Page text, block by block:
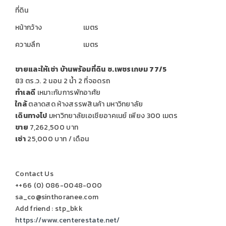
ที่ดิน
หน้ากว้าง
เมตร
ความลึก
เมตร
ขายและให้เช่า บ้านพร้อมที่ดิน ซ.เพชรเกษม 77/5
83 ตร.ว. 2 นอน 2 น้ำ 2 ที่จอดรถ
ทำเลดี เหมาะกับการพักอาศัย
ใกล้ตลาดสด ห้างสรรพสินค้า มหาวิทยาลัย
เดินทางไป มหาวิทยาลัยเอเชียอาคเนย์ เพียง 300 เมตร
ขาย 7,262,500 บาท
เช่า25,000 บาท / เดือน
Contact Us
++66 (0) 086-0048-000
sa_co@sinthoranee.com
Add friend : stp_bkk
https://www.centerestate.net/